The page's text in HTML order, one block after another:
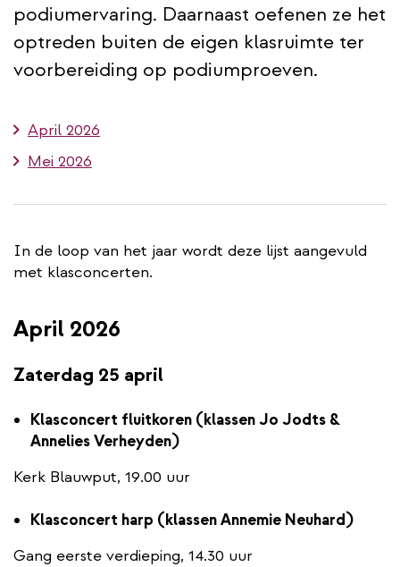
podiumervaring. Daarnaast oefenen ze het
optreden buiten de eigen klasruimte ter
voorbereiding op podiumproeven.
April 2026
Mei 2026
In de loop van het jaar wordt deze lijst aangevuld
met klasconcerten.
April 2026
Zaterdag 25 april
Klasconcert fluitkoren (klassen Jo Jodts &
Annelies Verheyden)
Kerk Blauwput, 19.00 uur
Klasconcert harp (klassen Annemie Neuhard)
Gang eerste verdieping, 14.30 uur